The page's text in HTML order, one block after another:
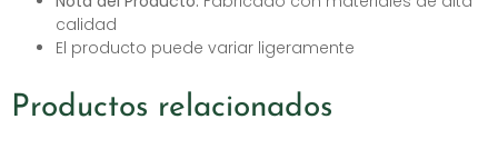
calidad
El producto puede variar ligeramente
Productos relacionados